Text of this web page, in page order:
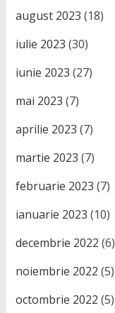
august 2023 (18)
iulie 2023 (30)
iunie 2023 (27)
mai 2023 (7)
aprilie 2023 (7)
martie 2023 (7)
februarie 2023 (7)
ianuarie 2023 (10)
decembrie 2022 (6)
noiembrie 2022 (5)
octombrie 2022 (5)